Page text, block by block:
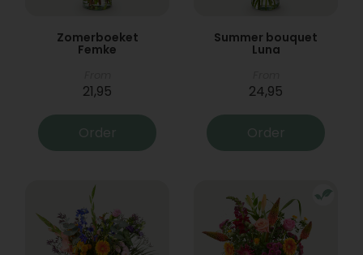
Zomerboeket
Femke
21,95
Order
Summer bouquet
Luna
24,95
Order